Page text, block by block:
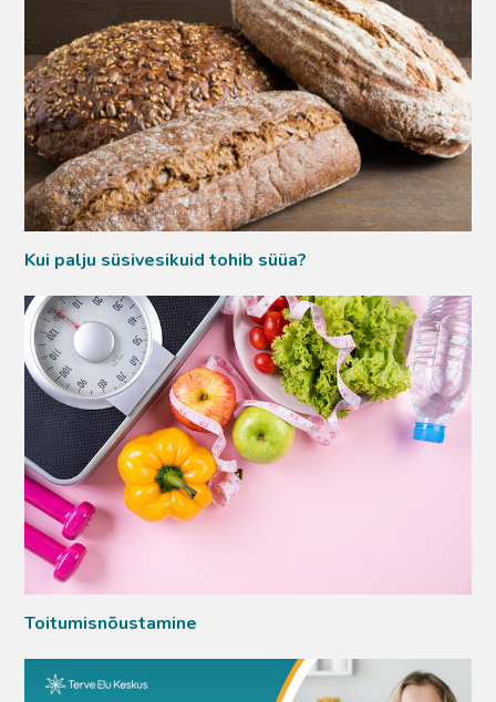
Kui palju süsivesikuid tohib süüa?
Toitumisnõustamine